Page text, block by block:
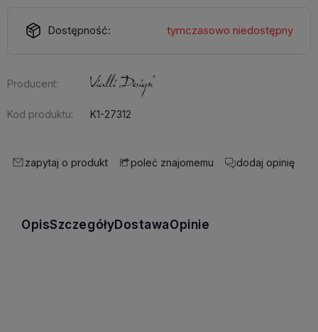
Dostępność: tymczasowo niedostępny
Producent:
Kod produktu: K1-27312
zapytaj o produkt poleć znajomemu dodaj opinię
OpisSzczegółyDostawaOpinie